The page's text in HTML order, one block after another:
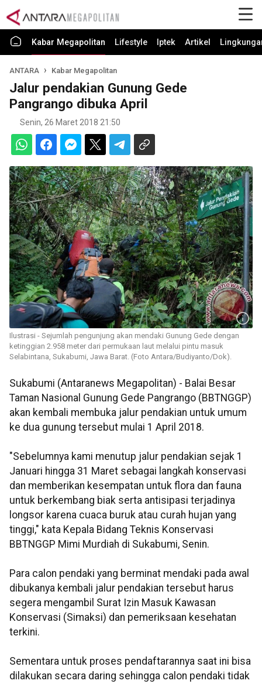
Kabar Megapolitan Lifestyle Iptek Artikel
ANTARA Kabar Megapolitan
Jalur pendakian Gunung Gede
Pangrango dibuka April
Senin, 26 Maret 2018 21:50
Ilustrasi - Sejumlah pengunjung akan mendaki Gunung Gede dengan
ketinggian 2.958 meter dari permukaan laut melalui pintu masuk
Selabintana, Sukabumi, Jawa Barat. (Foto Antara/Budiyanto/Dok).
Sukabumi (Antaranews Megapolitan) - Balai Besar
Taman Nasional Gunung Gede Pangrango (BBTNGGP)
akan kembali membuka jalur pendakian untuk umum
ke dua gunung tersebut mulai 1 April 2018.
"Sebelumnya kami menutup jalur pendakian sejak 1
Januari hingga 31 Maret sebagai langkah konservasi
dan memberikan kesempatan untuk flora dan fauna
untuk berkembang biak serta antisipasi terjadinya
longsor karena cuaca buruk atau curah hujan yang
tinggi," kata Kepala Bidang Teknis Konservasi
BBTNGGP Mimi Murdiah di Sukabumi, Senin.
Para calon pendaki yang berminat mendaki pada awal
dibukanya kembali jalur pendakian tersebut harus
segera mengambil Surat Izin Masuk Kawasan
Konservasi (Simaksi) dan pemeriksaan kesehatan
terkini.
Sementara untuk proses pendaftarannya saat ini bisa
dilakukan secara daring sehingga calon pendaki tidak